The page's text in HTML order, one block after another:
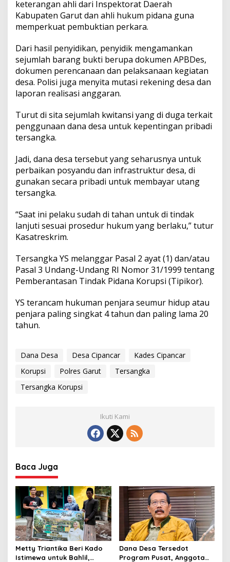
keterangan ahli dari Inspektorat Daerah
Kabupaten Garut dan ahli hukum pidana guna
memperkuat pembuktian perkara.
Dari hasil penyidikan, penyidik mengamankan
sejumlah barang bukti berupa dokumen APBDes,
dokumen perencanaan dan pelaksanaan kegiatan
desa. Polisi juga menyita mutasi rekening desa dan
laporan realisasi anggaran.
Turut di sita sejumlah kwitansi yang di duga terkait
penggunaan dana desa untuk kepentingan pribadi
tersangka.
Jadi, dana desa tersebut yang seharusnya untuk
perbaikan posyandu dan infrastruktur desa, di
gunakan secara pribadi untuk membayar utang
tersangka.
“Saat ini pelaku sudah di tahan untuk di tindak
lanjuti sesuai prosedur hukum yang berlaku,” tutur
Kasatreskrim.
Tersangka YS melanggar Pasal 2 ayat (1) dan/atau
Pasal 3 Undang-Undang RI Nomor 31/1999 tentang
Pemberantasan Tindak Pidana Korupsi (Tipikor).
YS terancam hukuman penjara seumur hidup atau
penjara paling singkat 4 tahun dan paling lama 20
tahun.
Dana Desa Desa Cipancar
Kades Cipancar
Korupsi
Polres Garut
Tersangka
Tersangka Korupsi
Ikuti Kami
Baca Juga
Metty Triantika Beri Kado
Istimewa untuk Bahlil,
Dana Desa Tersedot
Program Pusat, Anggota